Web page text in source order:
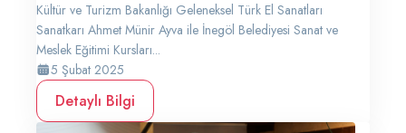
Kültür ve Turizm Bakanlığı Geleneksel Türk El Sanatları
Sanatkarı Ahmet Münir Ayva ile İnegöl Belediyesi Sanat ve
Meslek Eğitimi Kursları...
5 Şubat 2025
Detaylı Bilgi